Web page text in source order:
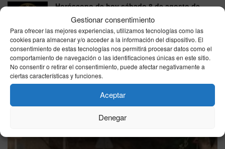
Gestionar consentimiento
Para ofrecer las mejores experiencias, utilizamos tecnologías como las
cookies para almacenar y/o acceder a la información del dispositivo. El
consentimiento de estas tecnologías nos permitirá procesar datos como el
comportamiento de navegación o las identificaciones únicas en este sitio.
No consentir o retirar el consentimiento, puede afectar negativamente a
ciertas características y funciones.
Aceptar
Denegar
Horóscopo de hoy sábado 8 de agosto de
2026: predicciones gratis en salud, amor y
trabajo
08/08/2026
VER MÁS
Última hora